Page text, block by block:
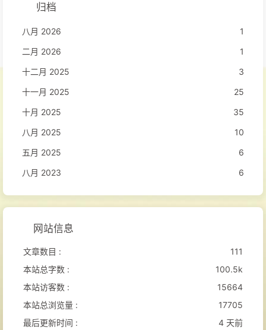
归档
八月 2026
1
二月 2026
1
十二月 2025
3
十一月 2025
25
十月 2025
35
八月 2025
10
五月 2025
6
八月 2023
6
网站信息
文章数目 :
111
本站总字数 :
100.5k
本站访客数 :
15664
本站总浏览量 :
17705
最后更新时间 :
4 天前